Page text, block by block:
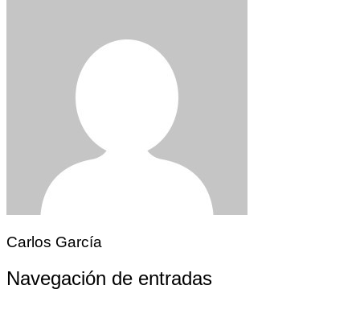
Carlos García
Navegación de entradas